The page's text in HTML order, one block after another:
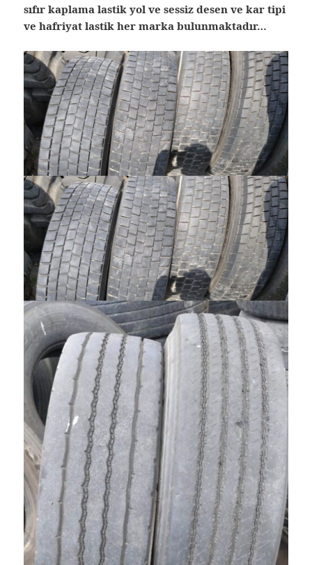
sıfır kaplama lastik yol ve sessiz desen ve kar tipi
ve hafriyat lastik her marka bulunmaktadır…